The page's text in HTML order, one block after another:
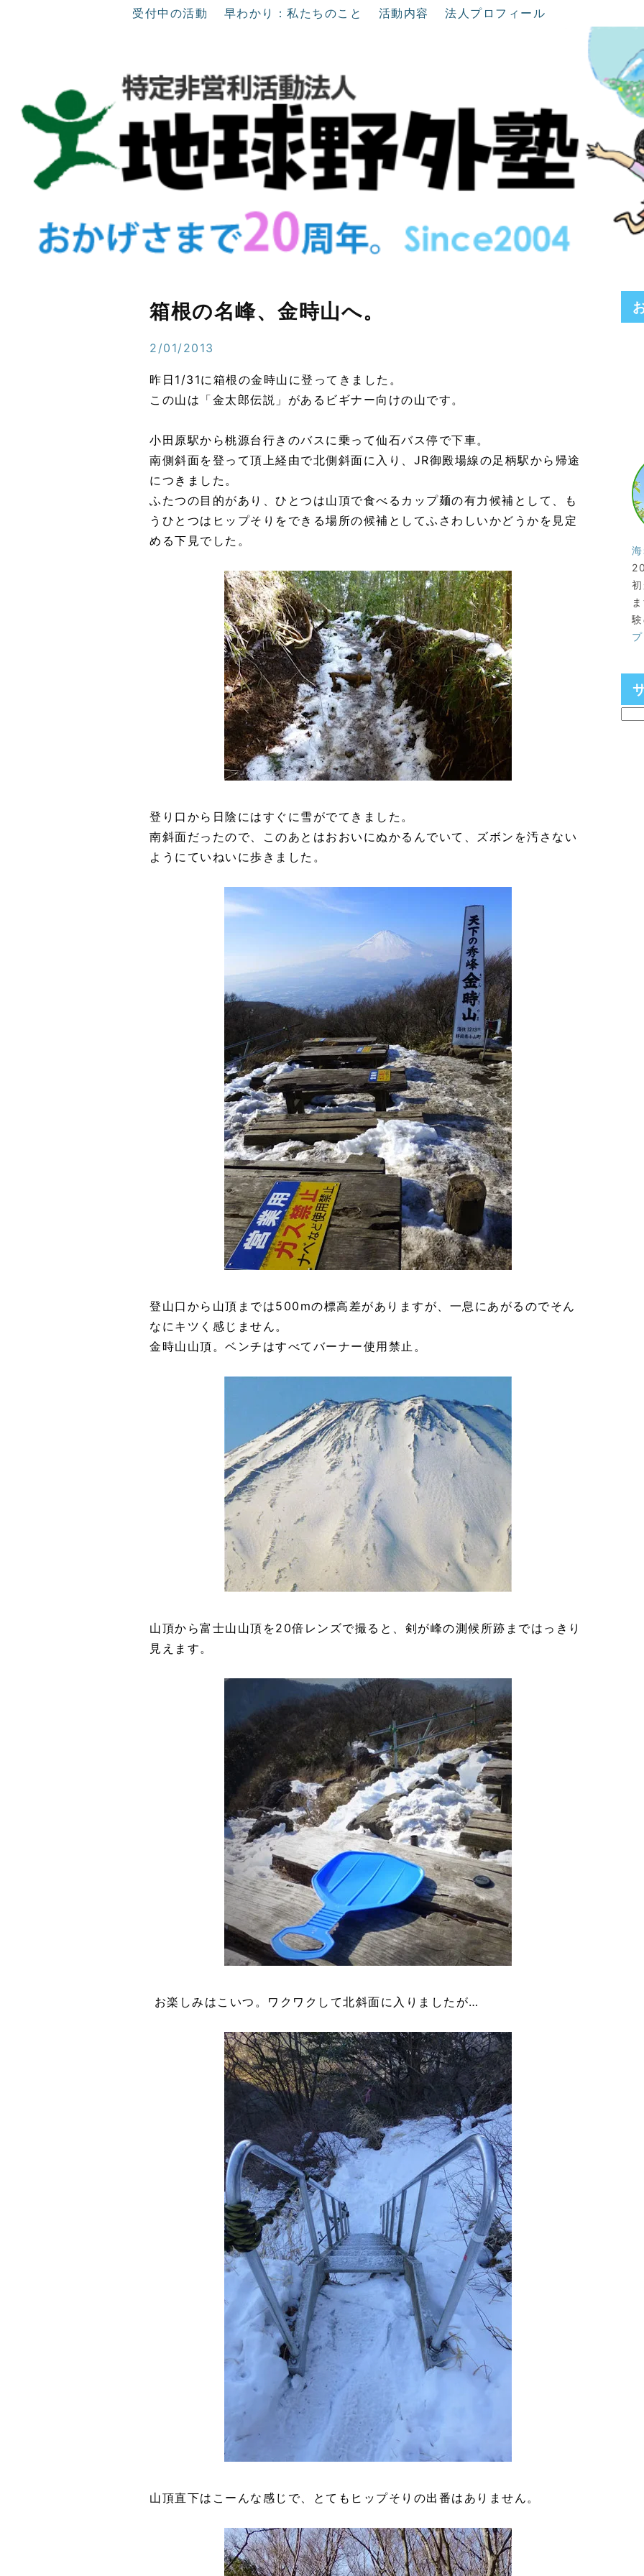
受付中の活動 早わかり：私たちのこと 活動内容 法人プロフィール
箱根の名峰、金時山へ。
2/01/2013
昨日1/31に箱根の金時山に登ってきました。
この山は「金太郎伝説」があるビギナー向けの山です。
小田原駅から桃源台行きのバスに乗って仙石バス停で下車。
南側斜面を登って頂上経由で北側斜面に入り、JR御殿場線の足柄駅から帰途
につきました。
ふたつの目的があり、ひとつは山頂で食べるカップ麺の有力候補として、も
うひとつはヒップそりをできる場所の候補としてふさわしいかどうかを見定
める下見でした。
登り口から日陰にはすぐに雪がでてきました。
南斜面だったので、このあとはおおいにぬかるんでいて、ズボンを汚さない
ようにていねいに歩きました。
登山口から山頂までは500mの標高差がありますが、一息にあがるのでそん
なにキツく感じません。
金時山山頂。ベンチはすべてバーナー使用禁止。
山頂から富士山山頂を20倍レンズで撮ると、剣が峰の測候所跡まではっきり
見えます。
お楽しみはこいつ。ワクワクして北斜面に入りましたが…
山頂直下はこーんな感じで、とてもヒップそりの出番はありません。